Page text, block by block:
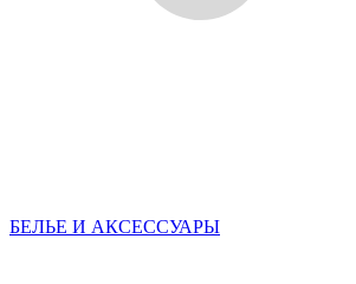
БЕЛЬЕ И АКСЕССУАРЫ